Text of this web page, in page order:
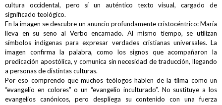
cultura occidental, pero sí un auténtico texto visual, cargado de
significado teológico.
En la imagen se descubre un anuncio profundamente cristocéntrico: María
lleva en su seno al Verbo encarnado. Al mismo tiempo, se utilizan
símbolos indígenas para expresar verdades cristianas universales. La
imagen confirma la palabra, como los signos que acompañaron la
predicación apostólica, y comunica sin necesidad de traducción, llegando
a personas de distintas culturas.
Por eso comprendo que muchos teólogos hablen de la tilma como un
“evangelio en colores” o un “evangelio inculturado”. No sustituye a los
evangelios canónicos, pero despliega su contenido con una fuerza